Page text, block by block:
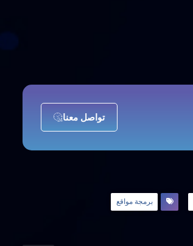
تواصل معنا
برمجة مواقع